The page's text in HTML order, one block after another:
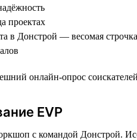
проектах
в Донстрой — весомая
онлайн-опрос
EVP
с командой Донстрой.